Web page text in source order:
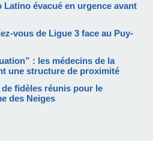
évacué en urgence avant
vous de Ligue 3 face au Puy-
: les médecins de la
une structure de proximité
fidèles réunis pour le
des Neiges